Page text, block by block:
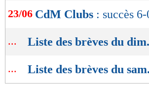
23/06 CdM Clubs : succès
... Liste des brèves du
... Liste des brèves du